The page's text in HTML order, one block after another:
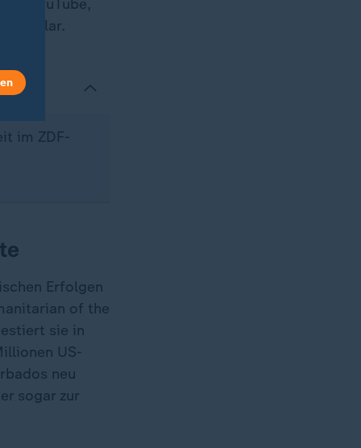
YouTube,
Dollar.
im ZDF-
Erfolgen
of the
sie in
US-
neu
sogar zur